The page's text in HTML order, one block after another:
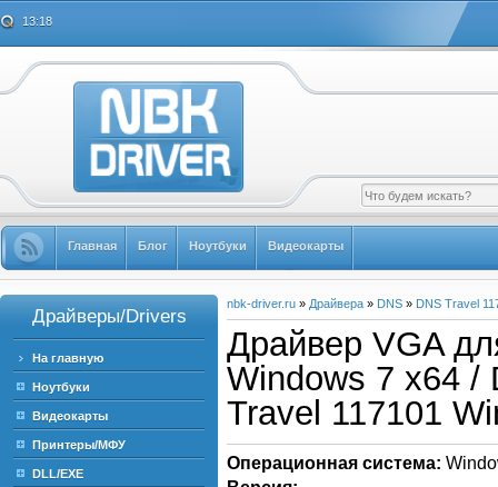
13:18
Главная Блог Ноутбуки Видеокарты
Драйверы/Drivers
На главную
Ноутбуки
Видеокарты
Принтеры/МФУ
DLL/EXE
nbk-driver.ru » Драйвера » DNS » DNS Travel
Драйвер VGA
Windows 7 x64 /
Travel 117101
Операционная система: